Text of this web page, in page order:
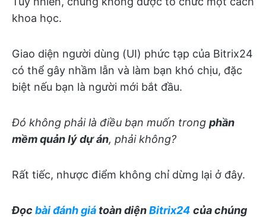
khoa học.
Giao diện người dùng (UI) phức tạp của Bitrix24
có thể gây nhầm lẫn và làm bạn khó chịu, đặc
biệt nếu bạn là người mới bắt đầu.
Đó không phải là điều bạn muốn trong phần
mềm quản lý dự án, phải không?
Rất tiếc, nhược điểm không chỉ dừng lại ở đây.
Đọc bài đánh giá toàn diệnBitrix24 của chúng